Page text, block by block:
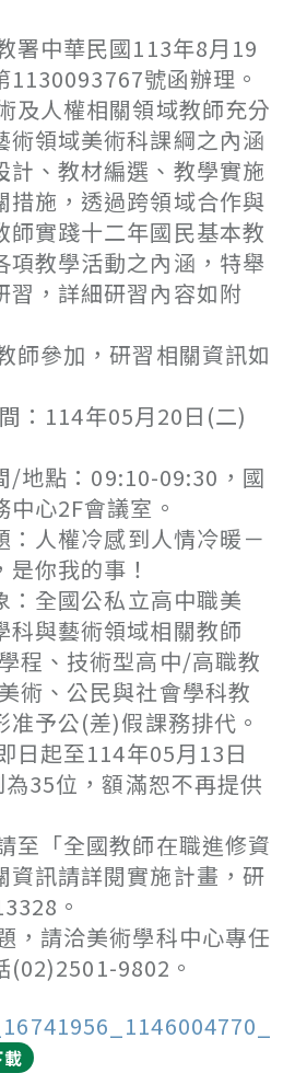
署中華民國113年8月19
1130093767號函辦理。
及人權相關領域教師充分
術領域美術科課綱之內涵
計、教材編選、教學實施
措施，透過跨領域合作與
師實踐十二年國民基本教
項教學活動之內涵，特舉
習，詳細研習內容如附
師參加，研習相關資訊如
114年05月20日(二)
點：09:10-09:30，國
心2F會議室。
人權冷感到人情冷暖－
你我的事！
全國公私立高中職美
科與藝術領域相關教師
程、技術型高中/高職教
術、公民與社會學科教
予公(差)假課務排代。
日起至114年05月13日
35位，額滿恕不再提供
至「全國教師在職進修資
資訊請詳閱實施計畫，研
。
，請洽美術學科中心專任
(02)2501-9802。